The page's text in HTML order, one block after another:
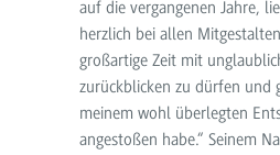
auf die vergangenen Jahre,
herzlich bei allen
großartige Zeit mit
zurückblicken zu dürfen und
meinem wohl überlegten
angestoßen habe.“ Seinem